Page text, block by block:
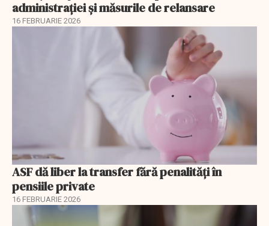
administrației și măsurile de relansare
16 FEBRUARIE 2026
ASF dă liber la transfer fără penalități în
pensiile private
16 FEBRUARIE 2026